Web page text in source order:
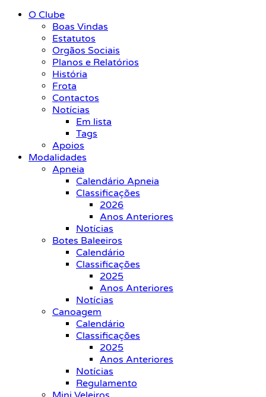
O Clube
Boas Vindas
Estatutos
Orgãos Sociais
Planos e Relatórios
História
Frota
Contactos
Notícias
Em lista
Tags
Apoios
Modalidades
Apneia
Calendário Apneia
Classificações
2026
Anos Anteriores
Notícias
Botes Baleeiros
Calendário
Classificações
2025
Anos Anteriores
Notícias
Canoagem
Calendário
Classificações
2025
Anos Anteriores
Notícias
Regulamento